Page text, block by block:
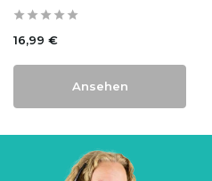
16,99 €
Ansehen